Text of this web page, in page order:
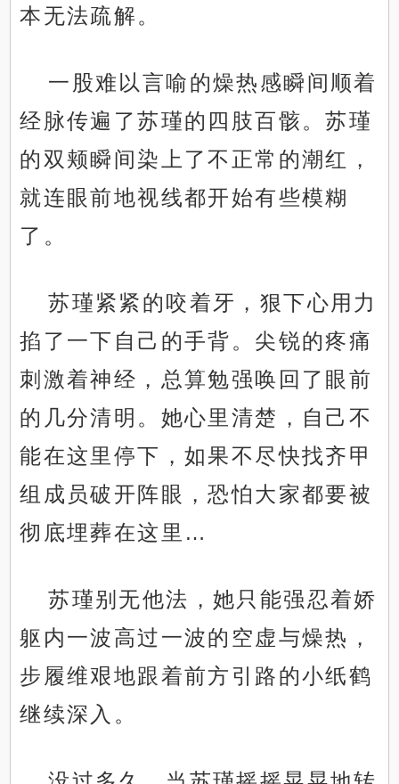
本无法疏解。
一股难以言喻的燥热感瞬间顺着
经脉传遍了苏瑾的四肢百骸。苏瑾
的双颊瞬间染上了不正常的潮红，
就连眼前地视线都开始有些模糊
了。
苏瑾紧紧的咬着牙，狠下心用力
掐了一下自己的手背。尖锐的疼痛
刺激着神经，总算勉强唤回了眼前
的几分清明。她心里清楚，自己不
能在这里停下，如果不尽快找齐甲
组成员破开阵眼，恐怕大家都要被
彻底埋葬在这里…
苏瑾别无他法，她只能强忍着娇
躯内一波高过一波的空虚与燥热，
步履维艰地跟着前方引路的小纸鹤
继续深入。